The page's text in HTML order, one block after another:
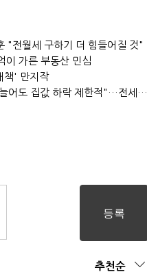
"전월세 구하기 더 힘들어질 것"
이 가른 부동산 민심
책' 만지작
(부동산 세제 개편)"절세 매물 늘어도 집값 하락 제한적"…전세난·양극화 심화 우려
추천순